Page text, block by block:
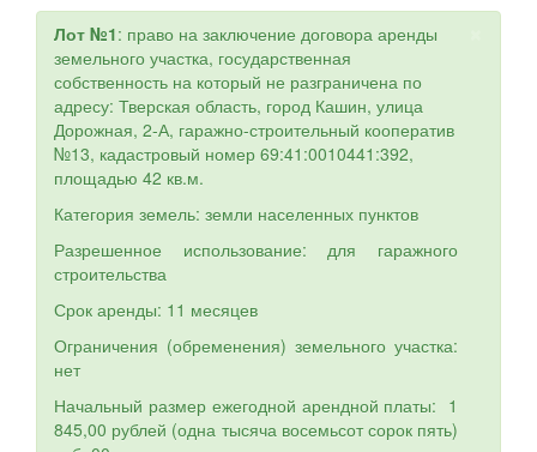
Лот №1: право на заключение договора аренды
земельного участка, государственная
собственность на который не разграничена по
адресу: Тверская область, город Кашин, улица
Дорожная, 2-А, гаражно-строительный кооператив
№13, кадастровый номер 69:41:0010441:392,
площадью 42 кв.м.
Категория земель: земли населенных пунктов
Разрешенное использование: для гаражного
строительства
Срок аренды: 11 месяцев
Ограничения (обременения) земельного участка:
нет
Начальный размер ежегодной арендной платы: 1
845,00 рублей (одна тысяча восемьсот сорок пять)